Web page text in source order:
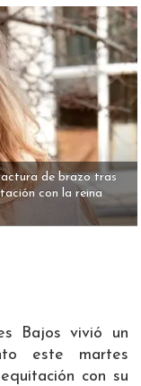
de brazo tras
con la reina
Bajos vivió un
este martes
con su